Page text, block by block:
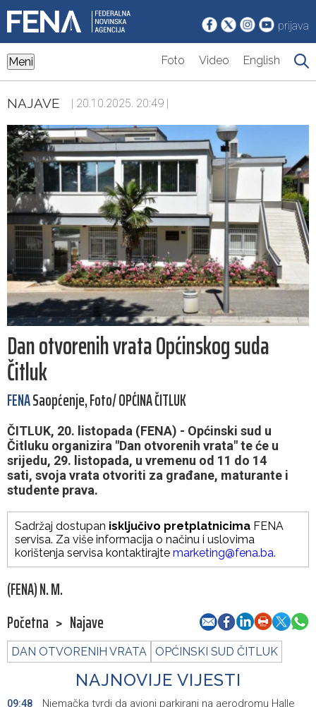
prijava
Meni Foto Video English
NAJAVE | 20.10.2025. 20:49 |
Dan otvorenih vrata Općinskog suda
Čitluk
FENASaopćenje, Foto/ OPĆINA ČITLUK
ČITLUK, 20. listopada (FENA) - Općinski sud u
Čitluku organizira "Dan otvorenih vrata" te će u
srijedu, 29. listopada, u vremenu od 11 do 14
sati, svoja vrata otvoriti za građane, maturante i
studente prava.
Sadržaj dostupan isključivo pretplatnicima FENA
servisa. Za više informacija o načinu i uslovima
korištenja servisa kontaktirajte marketing@fena.ba.
(FENA) N. M.
Početna > Najave
DAN OTVORENIH VRATA OPĆINSKI SUD ČITLUK
NAJNOVIJE VIJESTI
09:48
Njemačka tvrdi da avioni parkirani na aerodromu Halle